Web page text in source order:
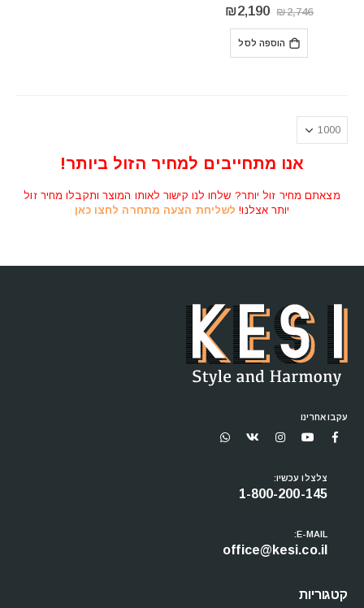
₪2,746
המחיר
המקורי
היה:
₪2,746.
₪2,190
הוספה לסל
אנו מתחייבים למחיר הזול ביותר!
מצאתם מחיר זול יותר? שלחו לנו קישור לאותו המוצר ותקבלו מחיר זול
יותר אצלנו! לשליחת הצעה מתחרה לחצו כאן
עקבו אחרינו
צלצלו עכשיו:
1-800-200-145
E-MAIL:
office@kesi.co.il
קטגוריות